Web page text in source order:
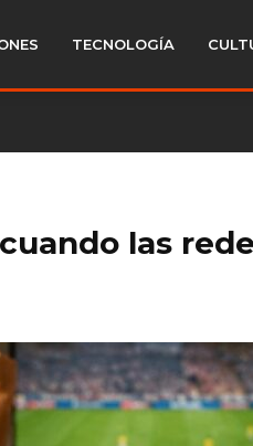
TECNOLOGÍA
las